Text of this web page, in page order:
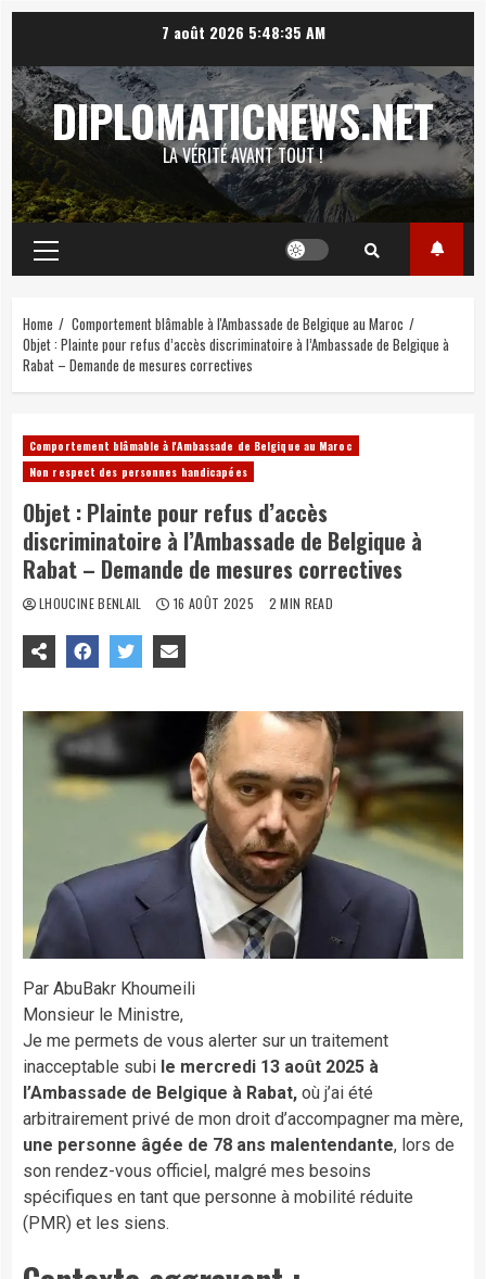
content
7 août 2026 5:48:36 AM
DIPLOMATICNEWS.NET
LA VÉRITÉ AVANT TOUT !
Primary
Menu
Home
Comportement blâmable à l'Ambassade de Belgique au Maroc
Objet : Plainte pour refus d’accès discriminatoire à l’Ambassade de Belgique à
Rabat – Demande de mesures correctives
Comportement blâmable à l'Ambassade de Belgique au Maroc
Non respect des personnes handicapées
Objet : Plainte pour refus d’accès
discriminatoire à l’Ambassade de Belgique à
Rabat – Demande de mesures correctives
LHOUCINE BENLAIL 16 AOÛT 2025 2 MIN READ
Par AbuBakr Khoumeili
Monsieur le Ministre,
Je me permets de vous alerter sur un traitement
inacceptable subi le mercredi 13 août 2025 à
l’Ambassade de Belgique à Rabat, où j’ai été
arbitrairement privé de mon droit d’accompagner ma mère,
une personne âgée de 78 ans malentendante, lors de
son rendez-vous officiel, malgré mes besoins
spécifiques en tant que personne à mobilité réduite
(PMR) et les siens.